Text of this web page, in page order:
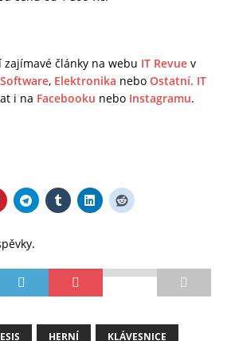
články na webu IT Revue v
Software, Elektronika nebo Ostatní. IT
i na Facebooku nebo Instagramu.
HERNÍ KLÁVESNICE